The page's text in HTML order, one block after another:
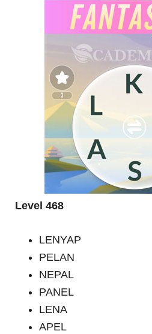
Level 468
LENYAP
PELAN
NEPAL
PANEL
LENA
APEL